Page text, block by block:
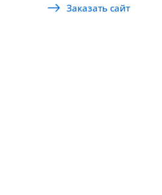
Заказать сайт